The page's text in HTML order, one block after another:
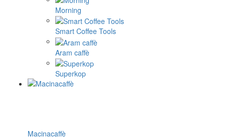
Morning
Smart Coffee Tools
Aram caffè
Superkop
Macinacaffè